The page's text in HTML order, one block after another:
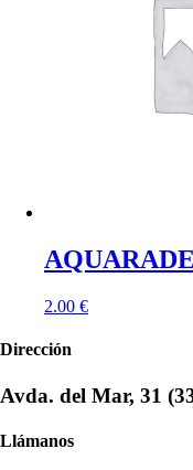
2.00 €
Dirección
Avda. del Mar, 31
Llámanos